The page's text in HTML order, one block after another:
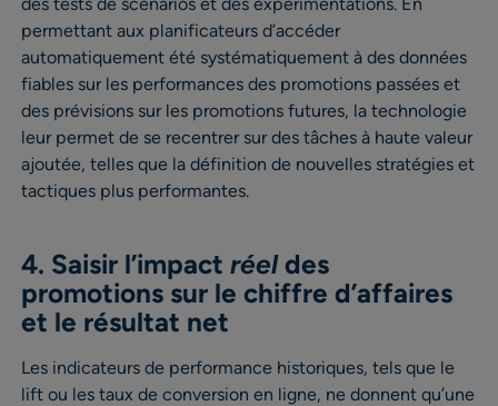
permettant aux planificateurs d’accéder
automatiquement été systématiquement à des données
fiables sur les performances des promotions passées et
des prévisions sur les promotions futures, la technologie
leur permet de se recentrer sur des tâches à haute valeur
ajoutée, telles que la définition de nouvelles stratégies et
tactiques plus performantes.
4. Saisir l’impact réeldes
promotions sur le chiffre d’affaires
et le résultat net
Les indicateurs de performance historiques, tels que le
lift ou les taux de conversion en ligne, ne donnent qu’une